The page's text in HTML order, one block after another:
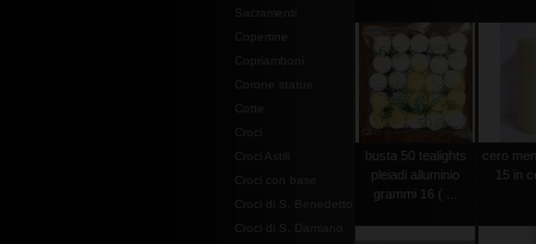
Sacramenti
Copertine
Copriamboni
Corone statue
Cotte
Croci
Croci Astili
Croci con base
Croci di S. Benedetto
Croci di S. Damiano
busta 50 tealights
pleiadi alluminio
grammi 16 ( ...
cero
15 in